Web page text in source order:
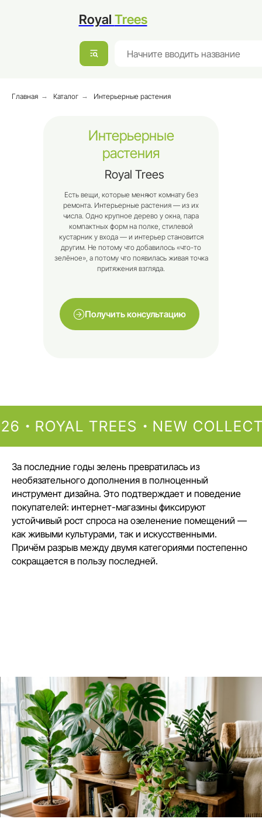
Мытищи, улица
Коминтерна, 13/1
Royal Trees
Главная → Каталог → Интерьерные растения
Есть вещи, которые меняют комнату без
ремонта. Интерьерные растения — из их
числа. Одно крупное дерево у окна, пара
компактных форм на полке, стилевой
кустарник у входа — и интерьер становится
другим. Не потому что добавилось «что-то
зелёное», а потому что появилась живая точка
притяжения взгляда.
Royal Trees
Интерьерные
растения
Получить консультацию
2026 ROYAL TREES NEW
За последние годы зелень превратилась из
необязательного дополнения в полноценный
инструмент дизайна. Это подтверждает и поведение
покупателей: интернет-магазины фиксируют
устойчивый рост спроса на озеленение помещений —
как живыми культурами, так и искусственными.
Причём разрыв между двумя категориями постепенно
сокращается в пользу последней.